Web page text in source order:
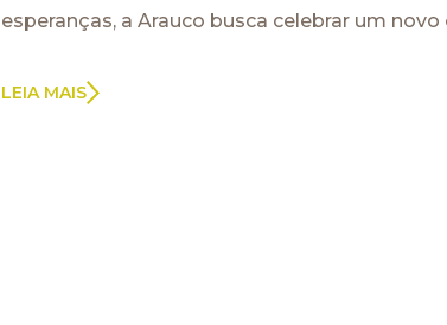
esperanças, a Arauco busca celebrar um
LEIA MAIS